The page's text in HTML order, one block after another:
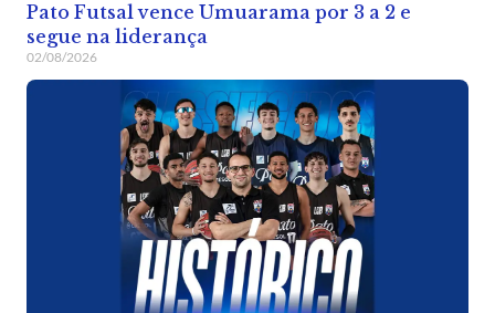
Pato Futsal vence Umuarama por 3 a 2 e
segue na liderança
02/08/2026